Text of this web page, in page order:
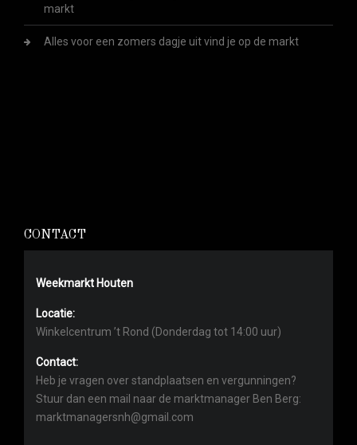
markt
Alles voor een zomers dagje uit vind je op de markt
CONTACT
Weekmarkt Houten
Locatie:
Winkelcentrum ’t Rond (Donderdag tot 14:00 uur)
Contact:
Heb je vragen over standplaatsen en vergunningen?
Stuur dan een mail naar de marktmanager Ben Berg:
marktmanagersnh@gmail.com